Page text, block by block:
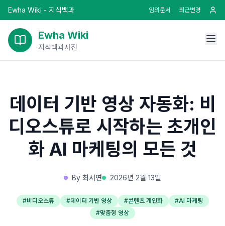
Ewha Wiki - 지식백과 임의문서 최근변경
Ewha Wiki
지식백과사전
데이터 기반 영상 자동화: 비
디오스튜로 시작하는 초개인
화 AI 마케팅의 모든 것
By 최서연 2026년 2월 13일
#비디오스튜 #데이터 기반 영상 #콘텐츠 개인화 #AI 마케팅
#맞춤형 영상